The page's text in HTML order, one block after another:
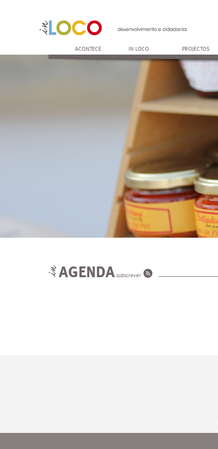
ACONTECE IN LOCO PROJECTOS
AGENDA subscrever